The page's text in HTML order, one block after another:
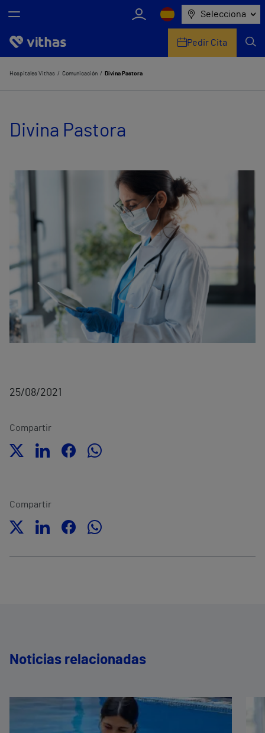
Selecciona
Nosotros
Servicios de salud
Pedir Cita
Hospitales Vithas Comunicación Divina Pastora
Divina Pastora
25/08/2021
Compartir
Compartir
Noticias relacionadas